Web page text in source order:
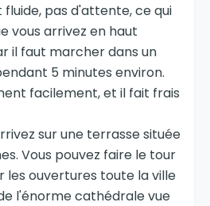
pas d'attente, ce qui
vous arrivez en haut
il faut marcher dans un
5 minutes environ.
facilement, et il fait frais
sur une terrasse située
Vous pouvez faire le tour
ouvertures toute la ville
l'énorme cathédrale vue